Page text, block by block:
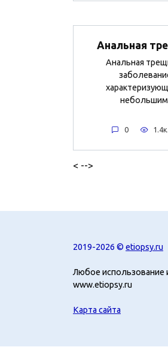
Анальная
Анальная
0 1.4к.
< -->
2019-2026 © etiopsy.ru
Любое использование
www.etiopsy.ru
Карта сайта